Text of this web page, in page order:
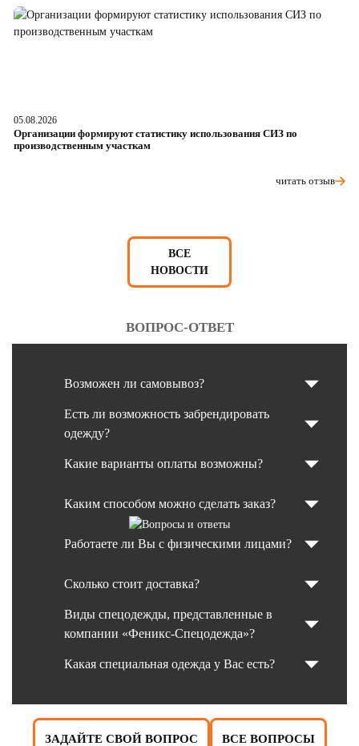
05.08.2026
Организации формируют статистику использования СИЗ по
производственным участкам
читать отзыв
ВСЕ
НОВОСТИ
ВОПРОС-ОТВЕТ
Возможен ли самовывоз?
Есть ли возможность забрендировать
одежду?
Какие варианты оплаты возможны?
Каким способом можно сделать заказ?
Работаете ли Вы с физическими лицами?
Сколько стоит доставка?
Виды спецодежды, представленные в
компании «Феникс-Спецодежда»?
Какая специальная одежда у Вас есть?
ЗАДАЙТЕ СВОЙ ВОПРОС ВСЕ ВОПРОСЫ